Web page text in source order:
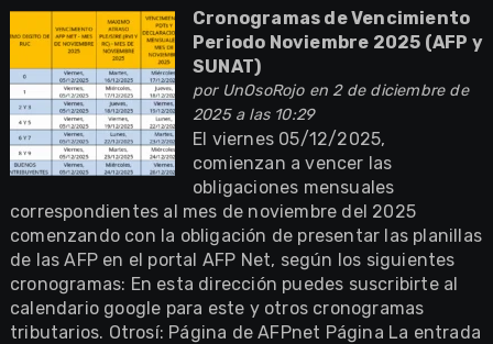
Cronogramas de Vencimiento
Periodo Noviembre 2025 (AFP y
SUNAT)
por UnOsoRojoen 2 de diciembre de
2025 a las 10:29
El viernes 05/12/2025,
comienzan a vencer las
obligaciones mensuales
correspondientes al mes de noviembre del 2025
comenzando con la obligación de presentar las planillas
de las AFP en el portal AFP Net, según los siguientes
cronogramas: En esta dirección puedes suscribirte al
calendario google para este y otros cronogramas
tributarios. Otrosí: Página de AFPnet Página La entrada